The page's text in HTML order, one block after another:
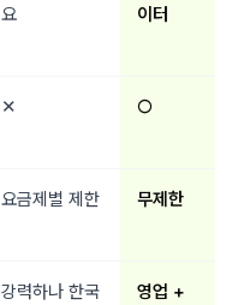
요 이터
✕ ○
요금제별 제한 무제한
강력하나 한국
영업 +